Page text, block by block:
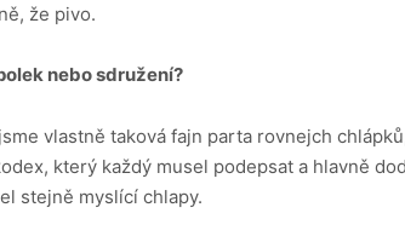
že pivo.
nebo sdružení?
vlastně taková fajn parta rovnejch
který každý musel podepsat a hlavně
stejně myslící chlapy.